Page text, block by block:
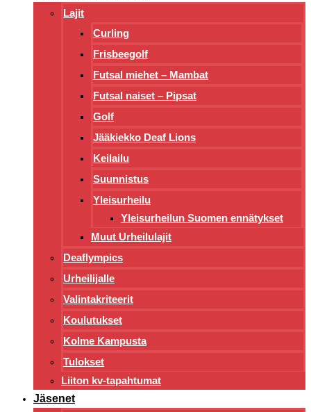
Lajit
Curling
Frisbeegolf
Futsal miehet – Mambat
Futsal naiset – Pipsat
Golf
Jääkiekko Deaf Lions
Keilailu
Suunnistus
Yleisurheilu
Yleisurheilun Suomen ennätykset
Muut Urheilulajit
Deaflympics
Urheilijalle
Valintakriteerit
Koulutukset
Kolme Kampusta
Tulokset
Liiton kv-tapahtumat
Jäsenet